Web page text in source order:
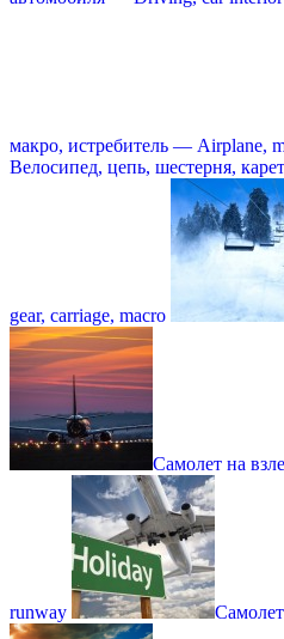
макро, истребитель — Airplane,
Велосипед, цепь, шестерня,
gear, carriage, macro
Самолет на
runway